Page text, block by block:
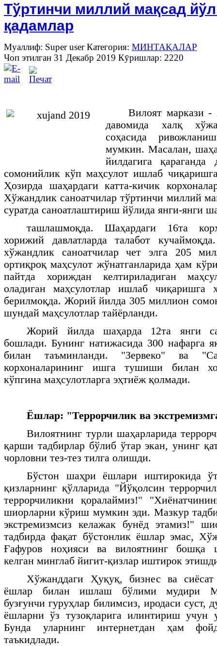
Тўртинчи миллий мақсад
қадамлар
Муаллиф: Super userКатегория: МИНТАҚАЛАР
Чоп этилган 31 Декабр 2019 Кӯришлар: 2220
Вилоят маркази
давомида халқ
соҳасида
мумкин. Масалан,
йилдагига
сомонийлик кўп маҳсулот ишлаб
Ҳозирда шаҳардаги катта-кичик
Хўжандлик саноатчилар тўртинчи миллий
суратда саноатлаштириш йўлида янги-янги
ташлашмоқда. Шаҳардаги 16та
хорижий давлатларда талабот
хўжандлик саноатчилар чет элга 205
ортиқроқ маҳсулот жўнатганларида ҳам
пайтда хориждан келтириладиган
оладиган маҳсулотлар ишлаб чиқаришга
берилмоқда. Жорий йилда 305 миллион
шундай маҳсулотлар тайёрланди.
Жорий йилда шаҳарда 12та янги
бошлади. Бунинг натижасида 300
билан таъминланди. "Зервеко" ва
корхоналарининг ишга тушиши билан
кўпгина маҳсулотларга эҳтиёж қолмади.
Ёшлар: "Террорчилик ва
Вилоятнинг турли шаҳарларида
қарши тадбирлар бўлиб ўтар экан, унинг
чорловни тез-тез тилга олишди.
Бўстон шаҳри ёшлари иштирокида
қизларнинг қўлларида "Йўқолсин
террорчиликни қоралаймиз!"
шиорларни кўриш мумкин эди. Мазкур
экстремизмсиз келажак бунёд этамиз!"
тадбирда фақат бўстонлик ёшлар эмас,
Ғафуров ноҳияси ва вилоятнинг бошқа
келган минглаб йигит-қизлар иштирок
Хўжанддаги Ҳуқуқ, бизнес ва
ёшлар билан ишлаш бўлими мудири
бузғунчи гуруҳлар билимсиз, иродаси суст,
ёшларни ўз тузоқларига илинтириш учун
Бунда уларнинг интернетдан ҳам
таъкидлади.